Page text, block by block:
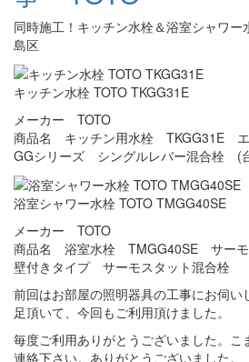
同時施工！キッチン水栓＆浴室シャワ
島区
キッチン水栓 TOTO TKGG31E
メーカー TOTO
商品名 キッチン用水栓 TKGG31E エ
GGシリーズ シングルレバー混合栓 (
浴室シャワー水栓 TOTO TMGG40SE
メーカー TOTO
商品名 浴室水栓 TMGG40SE サーモ
壁付きタイプ サーモスタット混合栓
前回はお部屋の照明器具の工事にお伺い
足頂いて、今回もご利用頂けました。
毎度ご利用ありがとうございました。こ
連絡下さい。ありがとうございました。